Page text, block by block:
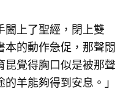
上了聖經，閉上雙
本的動作急促，那聲悶
昆覺得胸口似是被那聲
羊能夠得到安息。」